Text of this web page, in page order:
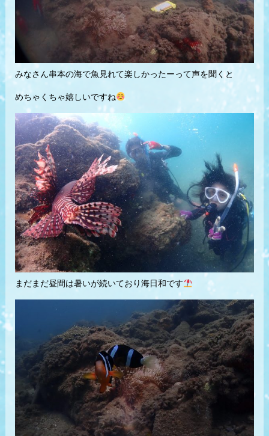
みなさん串本の海で魚見れて楽しかったーって声を聞くと
めちゃくちゃ嬉しいですね
まだまだ昼間は暑いが続いており海日和です